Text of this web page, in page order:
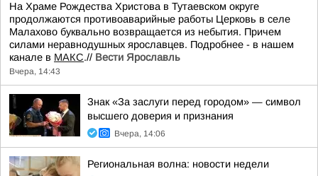
На Храме Рождества Христова в Тутаевском округе
продолжаются противоаварийные работы Церковь в селе
Малахово буквально возвращается из небытия. Причем
силами неравнодушных ярославцев. Подробнее - в нашем
канале в МАКС.// Вести Ярославль
Вчера, 14:43
Знак «За заслуги перед городом» — символ
высшего доверия и признания
Вчера, 14:06
Региональная волна: новости недели